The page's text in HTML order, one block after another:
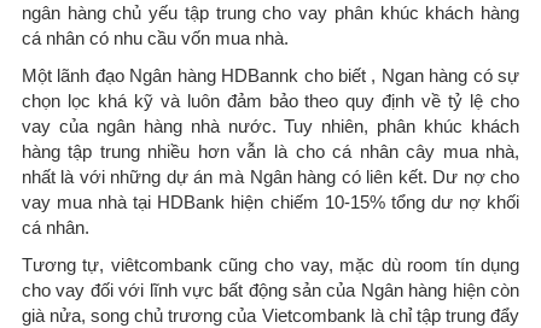
ngân hàng chủ yếu tập trung cho vay phân khúc khách hàng
cá nhân có nhu cầu vốn mua nhà.
Một lãnh đạo Ngân hàng HDBannk cho biết , Ngan hàng có sự
chọn lọc khá kỹ và luôn đảm bảo theo quy định về tỷ lệ cho
vay của ngân hàng nhà nước. Tuy nhiên, phân khúc khách
hàng tập trung nhiều hơn vẫn là cho cá nhân cây mua nhà,
nhất là với những dự án mà Ngân hàng có liên kết. Dư nợ cho
vay mua nhà tại HDBank hiện chiếm 10-15% tổng dư nợ khối
cá nhân.
Tương tự, viêtcombank cũng cho vay, mặc dù room tín dụng
cho vay đối với lĩnh vực bất động sản của Ngân hàng hiện còn
già nửa, song chủ trương của Vietcombank là chỉ tập trung đẩy